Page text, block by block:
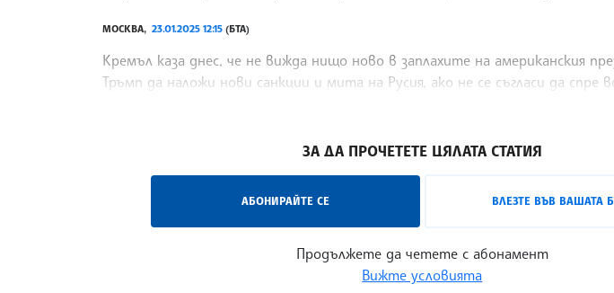
МОСКВА, 23.01.2025 12:15 (БТА)
Кремъл каза днес, че не вижда нищо ново в заплахите на американския
Тръмп да наложи нови санкции и мита на Русия, ако не се съгласи да спре
ЗА ДА ПРОЧЕТЕТЕ ЦЯЛАТА СТАТИЯ
АБОНИРАЙТЕ СЕ ВЛЕЗТЕ ВЪВ ВАШАТА
Продължете да четете с абонамент
Вижте условията